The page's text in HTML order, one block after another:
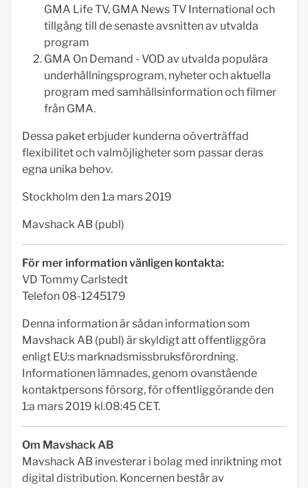
GMA Life TV, GMA News TV International och
tillgång till de senaste avsnitten av utvalda
program
GMA On Demand - VOD av utvalda populära
underhållningsprogram, nyheter och aktuella
program med samhällsinformation och filmer
från GMA.
Dessa paket erbjuder kunderna oöverträffad
flexibilitet och valmöjligheter som passar deras
egna unika behov.
Stockholm den 1:a mars 2019
Mavshack AB (publ)
För mer information vänligen kontakta:
VD Tommy Carlstedt
Telefon 08-1245179
Denna information är sådan information som
Mavshack AB (publ) är skyldigt att offentliggöra
enligt EU:s marknadsmissbruksförordning.
Informationen lämnades, genom ovanstående
kontaktpersons försorg, för offentliggörande den
1:a mars 2019 kl.08:45 CET.
Om Mavshack AB
Mavshack AB investerar i bolag med inriktning mot
digital distribution. Koncernen består av